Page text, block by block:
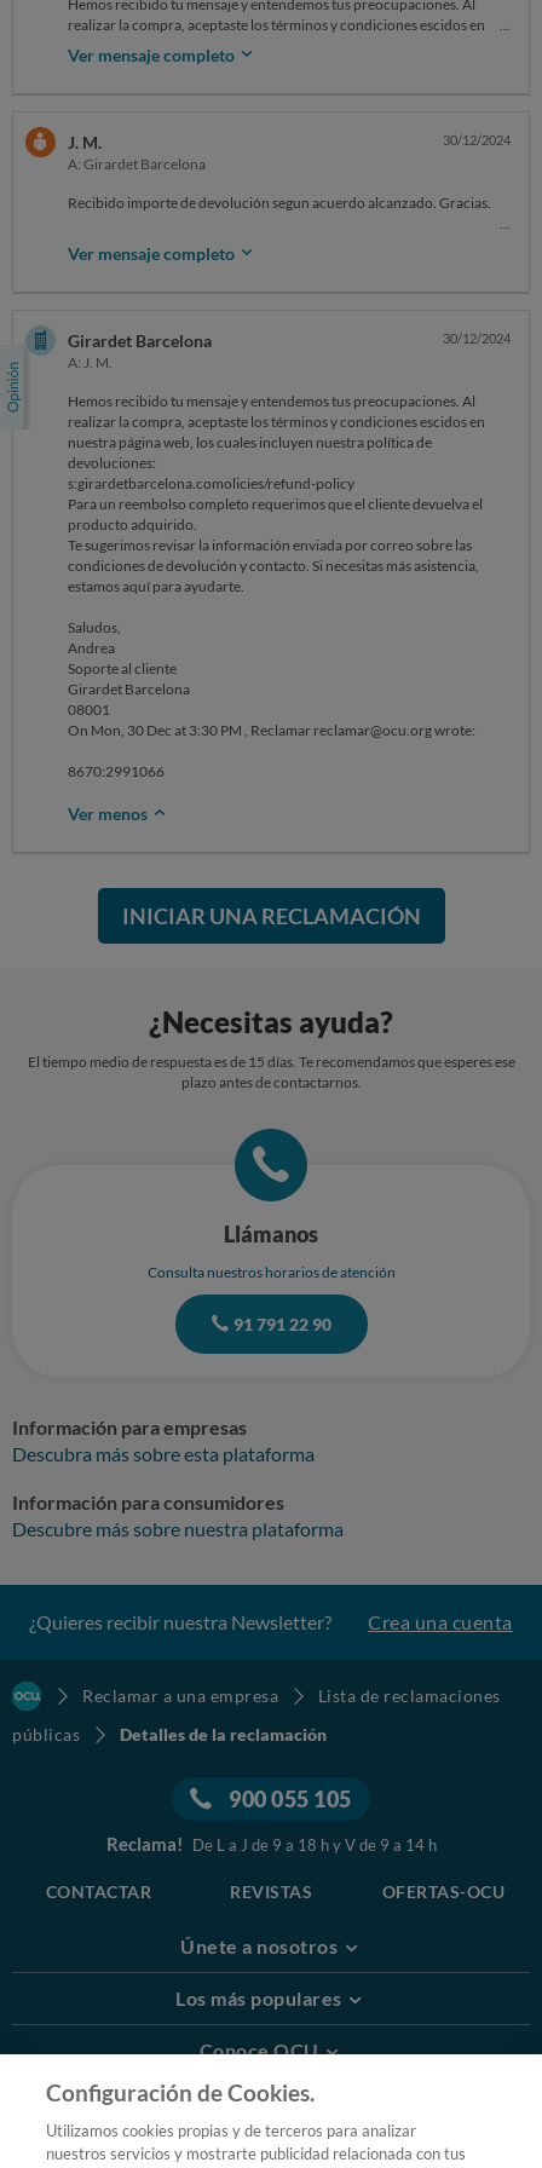
Hemos recibido tu mensaje y entendemos tus preocupaciones. Al
realizar la compra, aceptaste los términos y condiciones escidos en
nuestra página web, los cuales incluyen nuestra política de
devoluciones:
Te sugerimos revisar la información enviada por correo sobre las
condiciones de devolución y contacto. Si necesitas más asistencia,
Andrea
On Thu, 26 Dec at 8:15 PM , Reclamar reclamar@ocu.org wrote: ‌‌‌‌‌‌‌‌‌‌‌‌‌‌‌‌‌‌‌‌‌‌‌‌‌‌‌‌‌‌‌‌‌‌‌‌‌‌‌‌‌‌‌‌‌‌‌‌‌‌‌‌‌‌‌‌‌‌‌‌
Ver mensaje completo
J. M.
A: Girardet Barcelona
30/12/2024
Recibido importe de devolución segun acuerdo alcanzado. Gracias.
A quien lea esto: revisen bien, cuando compren en tiendas por primera
vez, la reputación en redes de la tienda: opiniones, comentarios...
Ver mensaje completo
Girardet Barcelona
A: J. M.
30/12/2024
Hemos recibido tu mensaje y entendemos tus preocupaciones. Al
realizar la compra, aceptaste los términos y condiciones escidos en
nuestra página web, los cuales incluyen nuestra política de
devoluciones:
s:girardetbarcelona.comolicies/refund-policy
Para un reembolso completo requerimos que el cliente devuelva el
producto adquirido.
Te sugerimos revisar la información enviada por correo sobre las
condiciones de devolución y contacto. Si necesitas más asistencia,
estamos aquí para ayudarte.
Saludos,
Andrea
Soporte al cliente
Girardet Barcelona
08001
On Mon, 30 Dec at 3:30 PM , Reclamar reclamar@ocu.org wrote: ‌‌‌‌‌‌‌‌‌‌‌‌‌‌‌‌‌‌‌‌‌‌‌‌‌‌‌‌‌‌‌‌‌‌‌‌‌‌‌‌‌‌‌‌‌‌‌‌‌‌‌‌‌‌‌‌‌‌‌‌
8670:2991066
Ver menos
INICIAR UNA RECLAMACIÓN
¿Necesitas ayuda?
El tiempo medio de respuesta es de 15 días. Te recomendamos que esperes ese
plazo antes de contactarnos.
Llámanos
Consulta nuestros horarios de atención
91 791 22 90
Información para empresas
Descubra más sobre esta plataforma
Información para consumidores
Descubre más sobre nuestra plataforma
¿Quieres recibir nuestra Newsletter? Crea una cuenta
Reclamar a una empresa
Lista de reclamaciones
públicas
Detalles de la reclamación
900 055 105
Reclama! De L a J de 9 a 18 h y V de 9 a 14 h
CONTACTAR REVISTAS OFERTAS-OCU
Únete a nosotros
Los más populares
Conoce OCU
Más Información
© 2026 OCU
Configuración de Cookies.
Utilizamos cookies propias y de terceros para analizar
nuestros servicios y mostrarte publicidad relacionada con tus